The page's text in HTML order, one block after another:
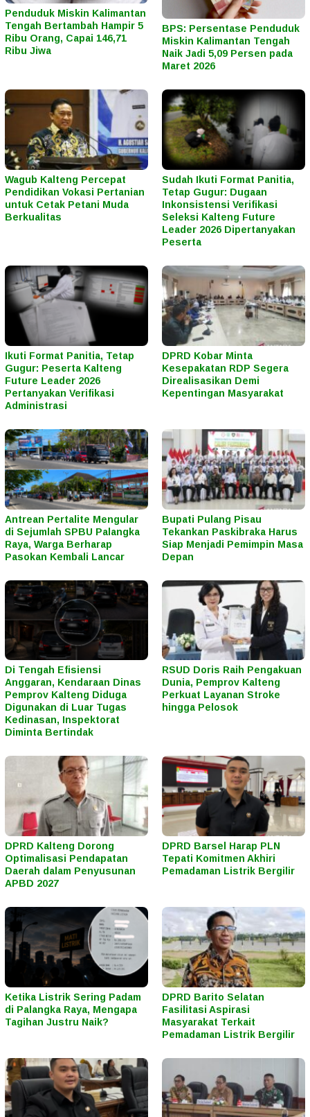
Penduduk Miskin Kalimantan
Tengah Bertambah Hampir 5
Ribu Orang, Capai 146,71
Ribu Jiwa
BPS: Persentase Penduduk
Miskin Kalimantan Tengah
Naik Jadi 5,09 Persen pada
Maret 2026
Wagub Kalteng Percepat
Pendidikan Vokasi Pertanian
untuk Cetak Petani Muda
Berkualitas
Sudah Ikuti Format Panitia,
Tetap Gugur: Dugaan
Inkonsistensi Verifikasi
Seleksi Kalteng Future
Leader 2026 Dipertanyakan
Peserta
Ikuti Format Panitia, Tetap
Gugur: Peserta Kalteng
Future Leader 2026
Pertanyakan Verifikasi
Administrasi
DPRD Kobar Minta
Kesepakatan RDP Segera
Direalisasikan Demi
Kepentingan Masyarakat
Antrean Pertalite Mengular
di Sejumlah SPBU Palangka
Raya, Warga Berharap
Pasokan Kembali Lancar
Bupati Pulang Pisau
Tekankan Paskibraka Harus
Siap Menjadi Pemimpin Masa
Depan
Di Tengah Efisiensi
Anggaran, Kendaraan Dinas
Pemprov Kalteng Diduga
Digunakan di Luar Tugas
Kedinasan, Inspektorat
Diminta Bertindak
RSUD Doris Raih Pengakuan
Dunia, Pemprov Kalteng
Perkuat Layanan Stroke
hingga Pelosok
DPRD Kalteng Dorong
Optimalisasi Pendapatan
Daerah dalam Penyusunan
APBD 2027
DPRD Barsel Harap PLN
Tepati Komitmen Akhiri
Pemadaman Listrik Bergilir
Ketika Listrik Sering Padam
di Palangka Raya, Mengapa
Tagihan Justru Naik?
DPRD Barito Selatan
Fasilitasi Aspirasi
Masyarakat Terkait
Pemadaman Listrik Bergilir